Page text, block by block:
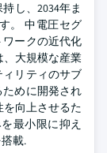
し、2034年ま
。 中電圧セグ
ークの近代化
、大規模な産業
リティのサブ
めに開発され
向上させるた
最小限に抑え
載.